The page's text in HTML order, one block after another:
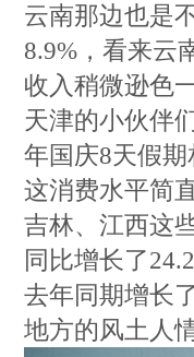
云南那边也是
8.9%，看来云
收入稍微逊色
天津的小伙伴
年国庆8天假
这消费水平简
吉林、江西这
同比增长了
去年同期增长
地方的风土人